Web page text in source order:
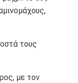
τους
με τον